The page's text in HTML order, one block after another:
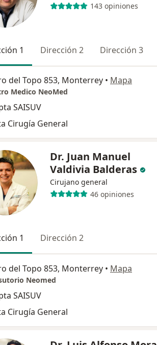
143 opiniones
1 Dirección 2 Dirección 3
del Topo 853, Monterrey • Mapa
Medico NeoMed
SAISUV
Cirugía General
Dr. Juan Manuel
Valdivia Balderas
Cirujano general
46 opiniones
1 Dirección 2
del Topo 853, Monterrey • Mapa
Neomed
SAISUV
Cirugía General